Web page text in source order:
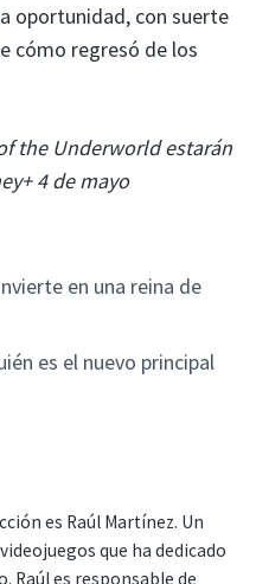
oportunidad, con suerte
cómo regresó de los
the Underworld estarán
4 de mayo
en una reina de
es el nuevo principal
es Raúl Martínez. Un
que ha dedicado
Raúl es responsable de